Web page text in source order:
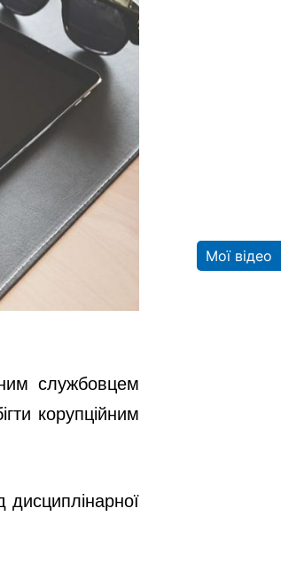
службовцем
корупційним
дисциплінарної
Мої відео